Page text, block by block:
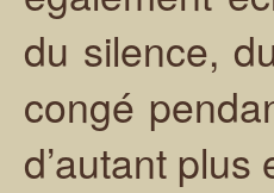
du silence,
congé
d’autant plus